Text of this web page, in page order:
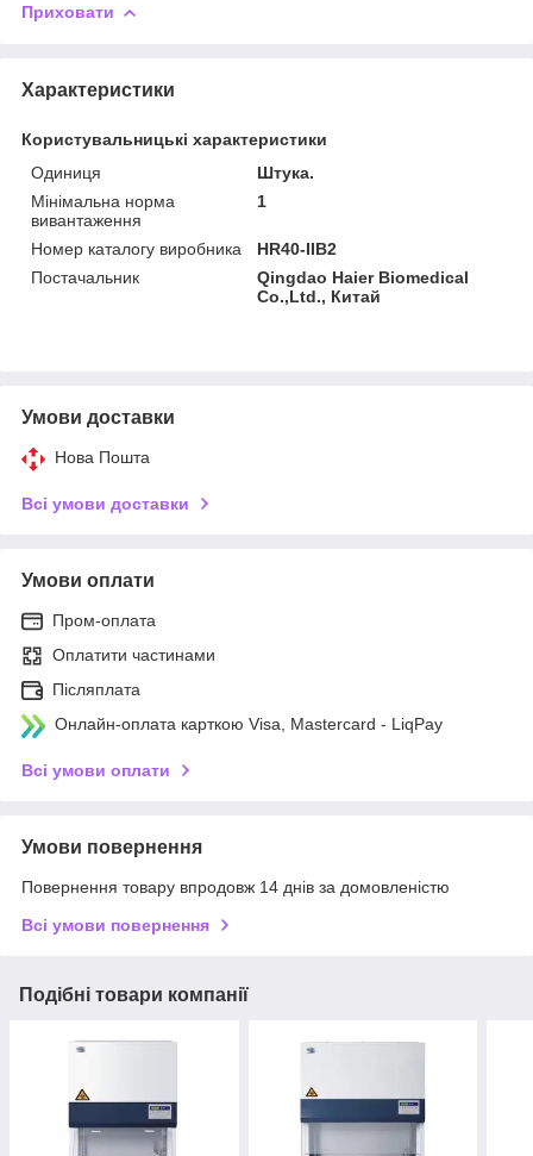
Приховати
Характеристики
Користувальницькі характеристики
Одиниця
Штука.
Мінімальна норма
вивантаження
1
Номер каталогу виробника
HR40-IIB2
Постачальник
Qingdao Haier Biomedical
Co.,Ltd., Китай
Умови доставки
Нова Пошта
Всі умови доставки
Умови оплати
Пром-оплата
Оплатити частинами
Післяплата
Онлайн-оплата карткою Visa, Mastercard - LiqPay
Всі умови оплати
Умови повернення
Повернення товару впродовж 14 днів за домовленістю
Всі умови повернення
Подібні товари компанії